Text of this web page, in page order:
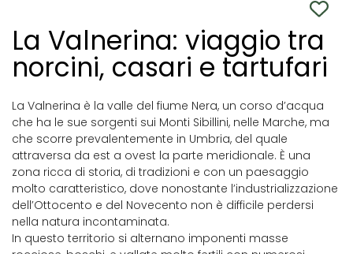
La Valnerina: viaggio tra
norcini, casari e tartufari
La Valnerina è la valle del fiume Nera, un corso d’acqua
che ha le sue sorgenti sui Monti Sibillini, nelle Marche, ma
che scorre prevalentemente in Umbria, del quale
attraversa da est a ovest la parte meridionale. È una
zona ricca di storia, di tradizioni e con un paesaggio
molto caratteristico, dove nonostante l’industrializzazione
dell’Ottocento e del Novecento non è difficile perdersi
nella natura incontaminata.
In questo territorio si alternano imponenti masse